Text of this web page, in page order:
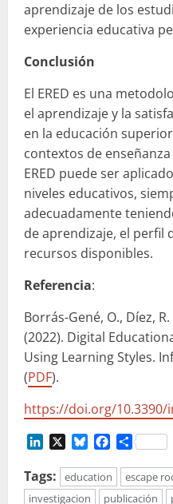
aprendizaje de los
experiencia educativa
Conclusión
El ERED es una
el aprendizaje y la
en la educación
contextos de
ERED puede ser
niveles educativos,
adecuadamente
de aprendizaje, el perfil
recursos disponibles.
Referencia:
Borrás-Gené, O., Díez,
(2022). Digital
Using Learning Styles.
(PDF).
https://doi.org/10.3390/
LinkedIn BlueskyFacebook
Tags:
education escape
investigacion
publicación